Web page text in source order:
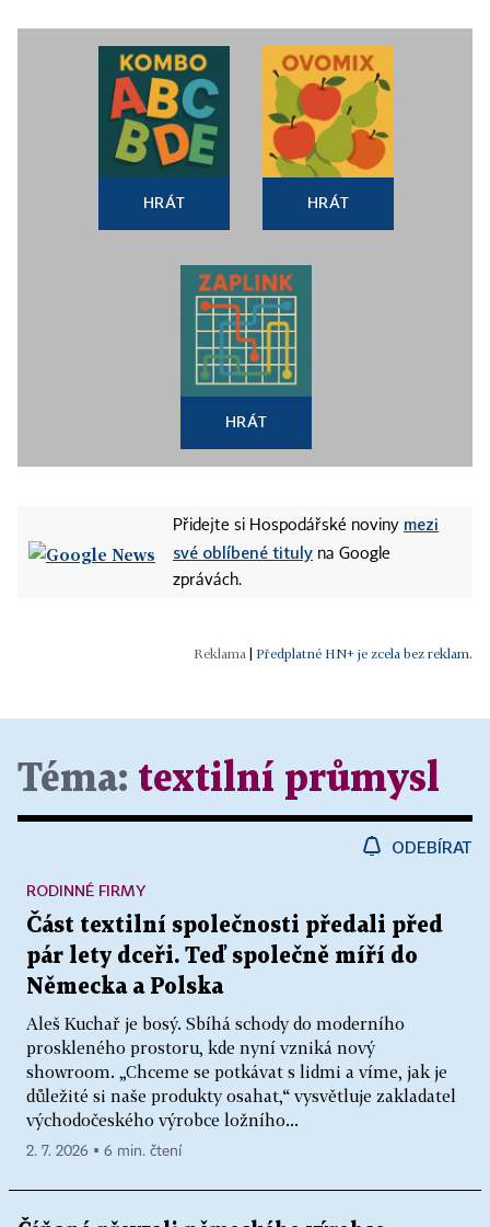
HRÁT HRÁT
HRÁT
Přidejte si Hospodářské noviny mezi
své oblíbené tituly na Google
zprávách.
Předplatné HN+ je zcela bez reklam.
Téma: textilní průmysl
ODEBÍRAT
Část textilní společnosti předali před
pár lety dceři. Teď společně míří do
Německa a Polska
Aleš Kuchař je bosý. Sbíhá schody do moderního
proskleného prostoru, kde nyní vzniká nový
showroom. „Chceme se potkávat s lidmi a víme, jak je
důležité si naše produkty osahat,“ vysvětluje zakladatel
východočeského výrobce ložního...
RODINNÉ FIRMY
2. 7. 2026 ▪ 6 min. čtení